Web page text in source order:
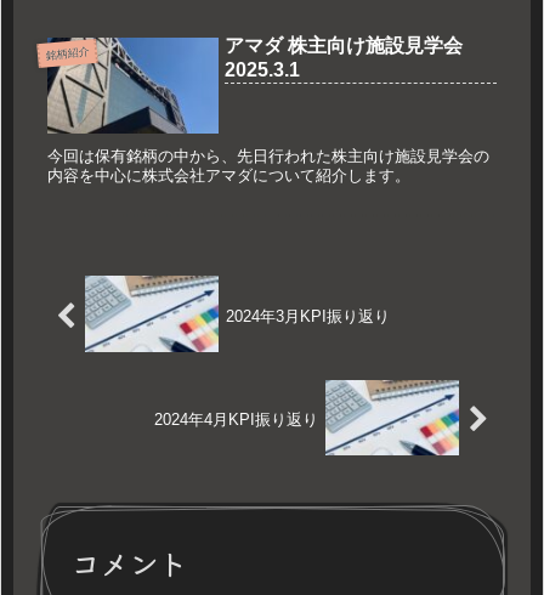
銘柄紹介
アマダ 株主向け施設見学会
2025.3.1
今回は保有銘柄の中から、先日行われた株主向け施設見学会の
内容を中心に株式会社アマダについて紹介します。
2024年3月KPI振り返り
2024年4月KPI振り返り
コメント